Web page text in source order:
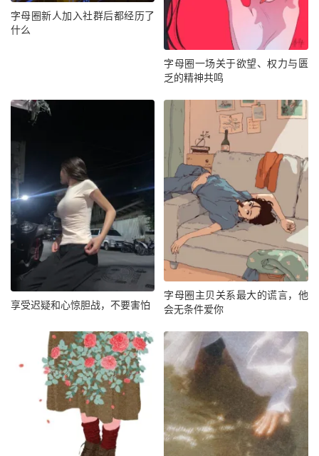
字母圈新人加入社群后都经历了
什么
字母圈一场关于欲望、权力与匮
乏的精神共鸣
享受迟疑和心惊胆战，不要害怕
字母圈主贝关系最大的谎言，他
会无条件爱你